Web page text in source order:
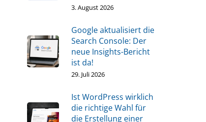
3. August 2026
Google aktualisiert die
Search Console: Der
neue Insights-Bericht
ist da!
29. Juli 2026
Ist WordPress wirklich
die richtige Wahl für
die Erstellung einer